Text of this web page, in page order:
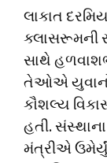
લાકાત
ક્લાસરૂમની
સાથે
તેઓએ
કૌશલ્ય
હતી.
મંત્રીએ